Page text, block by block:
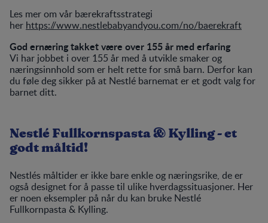
Les mer om vår bærekraftsstrategi
her https://www.nestlebabyandyou.com/no/baerekraft
God ernæring takket være over 155 år med erfaring
Vi har jobbet i over 155 år med å utvikle smaker og
næringsinnhold som er helt rette for små barn. Derfor kan
du føle deg sikker på at Nestlé barnemat er et godt valg for
barnet ditt.
Nestlé Fullkornspasta & Kylling - et
godt måltid!
Nestlés måltider er ikke bare enkle og næringsrike, de er
også designet for å passe til ulike hverdagssituasjoner. Her
er noen eksempler på når du kan bruke Nestlé
Fullkornpasta & Kylling.